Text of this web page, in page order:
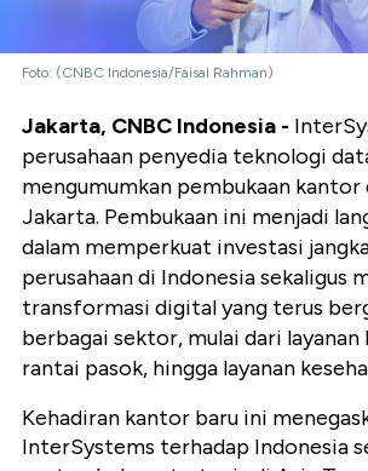
Foto: (CNBC Indonesia/Faisal Rahman)
Jakarta, CNBC Indonesia -
perusahaan penyedia teknologi
mengumumkan pembukaan kantor
Jakarta. Pembukaan ini menjadi
dalam memperkuat investasi
perusahaan di Indonesia sekaligus
transformasi digital yang terus
berbagai sektor, mulai dari layanan
rantai pasok, hingga layanan
Kehadiran kantor baru ini
InterSystems terhadap Indonesia